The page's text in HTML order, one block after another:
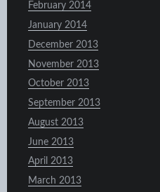
February 2014
January 2014
December 2013
November 2013
October 2013
September 2013
August 2013
June 2013
April 2013
March 2013